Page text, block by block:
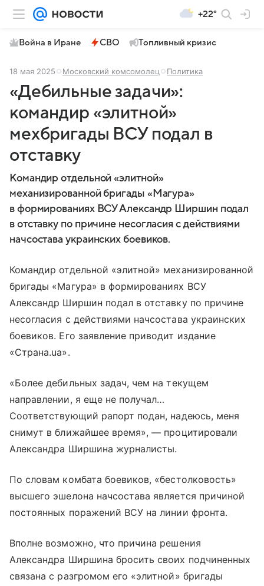
+22°
Война в Иране СВО Топливный кризис
18 мая 2025 Московский комсомолец Политика
«Дебильные задачи»:
командир «элитной»
мехбригады ВСУ подал в
отставку
Командир отдельной «элитной»
механизированной бригады «Магура»
в формированиях ВСУ Александр Ширшин подал
в отставку по причине несогласия с действиями
начсостава украинских боевиков.
Командир отдельной «элитной» механизированной
бригады «Магура» в формированиях ВСУ
Александр Ширшин подал в отставку по причине
несогласия с действиями начсостава украинских
боевиков. Его заявление приводит издание
«Страна.ua».
«Более дебильных задач, чем на текущем
направлении, я еще не получал…
Соответствующий рапорт подан, надеюсь, меня
снимут в ближайшее время», — процитировали
Александра Ширшина журналисты.
По словам комбата боевиков, «бестолковость»
высшего эшелона начсостава является причиной
постоянных поражений ВСУ на линии фронта.
Вполне возможно, что причина решения
Александра Ширшина бросить своих подчиненных
связана с разгромом его «элитной» бригады